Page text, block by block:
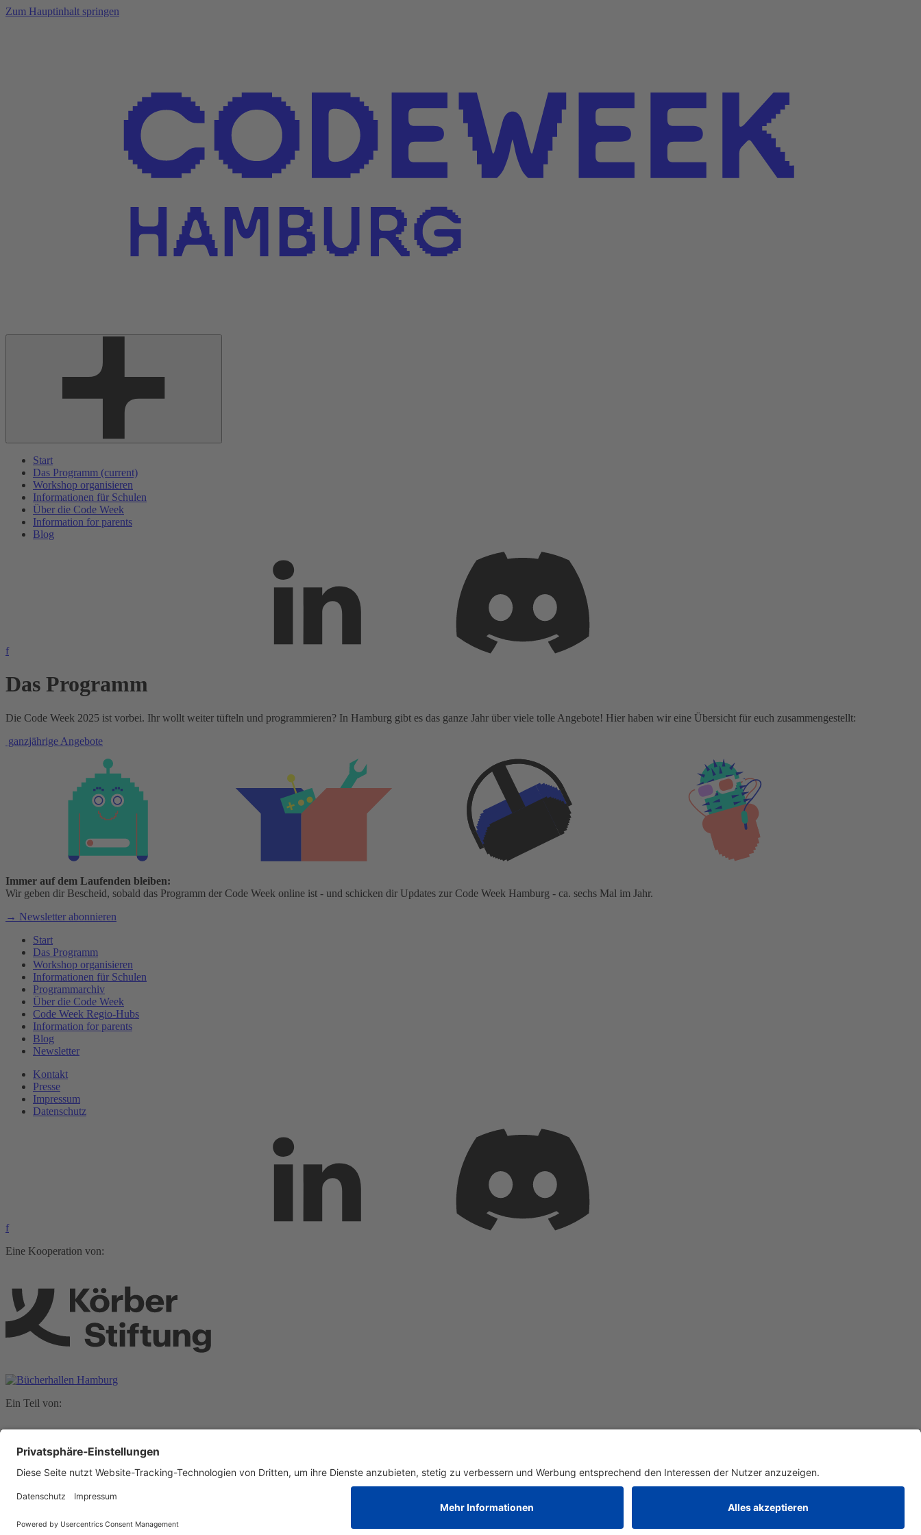
Zum Hauptinhalt springen
Start
Das Programm (current)
Workshop organisieren
Informationen für Schulen
Über die Code Week
Information for parents
Blog
f
Das Programm
Die Code Week 2025 ist vorbei. Ihr wollt weiter tüfteln und programmieren? In Hamburg gibt es das ganze Jahr über viele tolle Angebote! Hier haben wir eine Übersicht für euch zusammengestellt:
ganzjährige Angebote
Immer auf dem Laufenden bleiben:
Wir geben dir Bescheid, sobald das Programm der Code Week online ist - und schicken dir Updates zur Code Week Hamburg - ca. sechs Mal im Jahr.
→ Newsletter abonnieren
Start
Das Programm
Workshop organisieren
Informationen für Schulen
Programmarchiv
Über die Code Week
Code Week Regio-Hubs
Information for parents
Blog
Newsletter
Kontakt
Presse
Impressum
Datenschutz
f
Eine Kooperation von:
Ein Teil von: